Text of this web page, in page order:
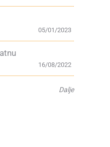
05/01/2023
16/08/2022
Dalje